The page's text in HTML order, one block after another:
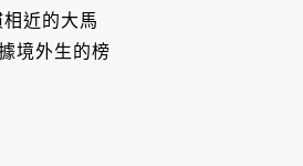
近的大馬
境外生的榜